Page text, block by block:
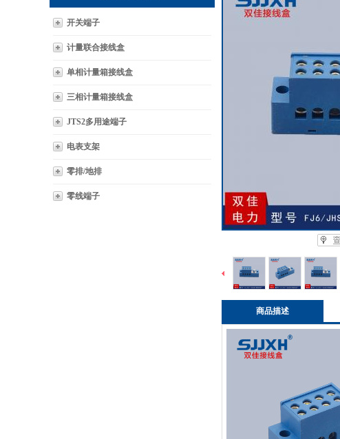
开关端子
计量联合接线盒
单相计量箱接线盒
三相计量箱接线盒
JTS2多用途端子
电表支架
零排/地排
零线端子
商品描述